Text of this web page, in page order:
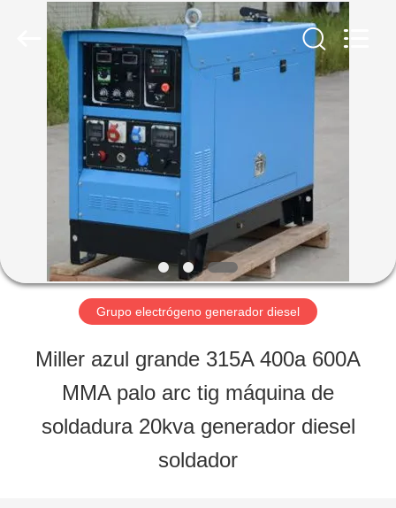
HOGAR
PRODUCTOS
SOBRE
NOSOTROS
Grupo electrógeno generador diesel
Miller azul grande 315A 400a 600A
MMA palo arc tig máquina de
soldadura 20kva generador diesel
soldador